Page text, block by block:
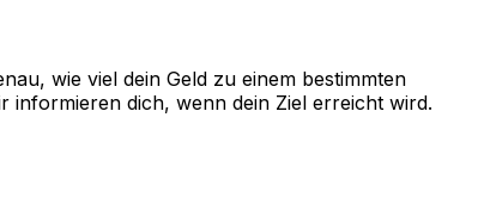
wie viel dein Geld zu einem bestimmten
informieren dich, wenn dein Ziel erreicht wird.